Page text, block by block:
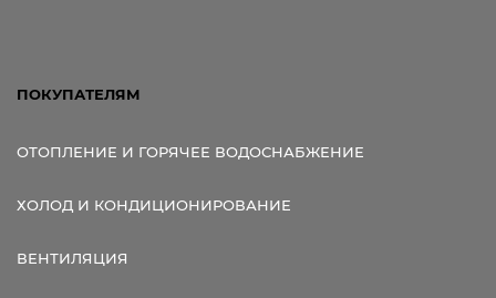
ПОКУПАТЕЛЯМ
ОТОПЛЕНИЕ И ГОРЯЧЕЕ ВОДОСНАБЖЕНИЕ
ХОЛОД И КОНДИЦИОНИРОВАНИЕ
ВЕНТИЛЯЦИЯ